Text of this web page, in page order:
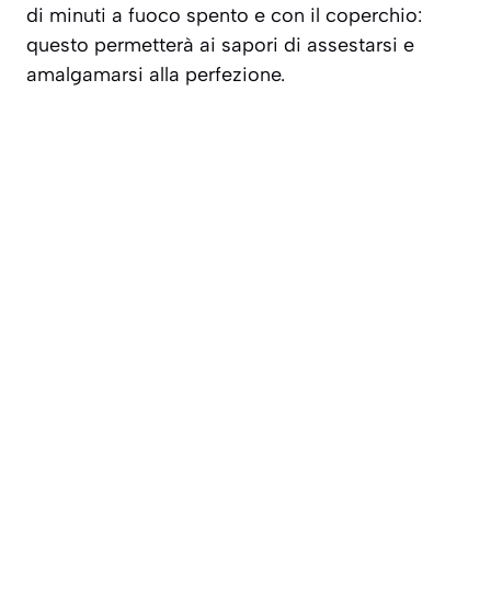
di minuti a fuoco spento e con il coperchio:
questo permetterà ai sapori di assestarsi e
amalgamarsi alla perfezione.